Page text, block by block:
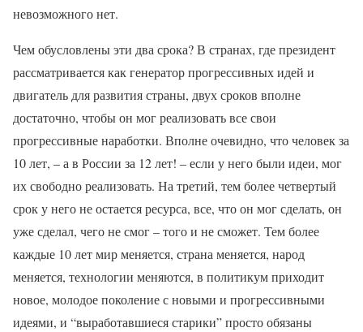
невозможного нет.
Чем обусловлены эти два срока? В странах, где президент
рассматривается как генератор прогрессивных идей и
двигатель для развития страны, двух сроков вполне
достаточно, чтобы он мог реализовать все свои
прогрессивные наработки. Вполне очевидно, что человек за
10 лет, – а в России за 12 лет! – если у него были идеи, мог
их свободно реализовать. На третий, тем более четвертый
срок у него не остается ресурса, все, что он мог сделать, он
уже сделал, чего не смог – того и не сможет. Тем более
каждые 10 лет мир меняется, страна меняется, народ
меняется, технологии меняются, в политикум приходит
новое, молодое поколение с новыми и прогрессивными
идеями, и “выработавшиеся старики” просто обязаны